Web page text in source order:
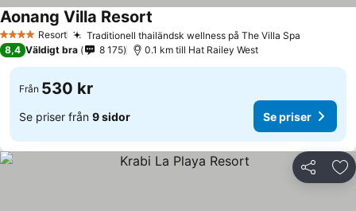
4 StjärnorResort Traditionell thailändsk wellness på The Villa Spa
Aonang Villa Resort
8,4 Väldigt bra 8 175 0.1 km till Hat Railey West
Från 530 kr
Se priser från 9 sidor Se priser
Dela